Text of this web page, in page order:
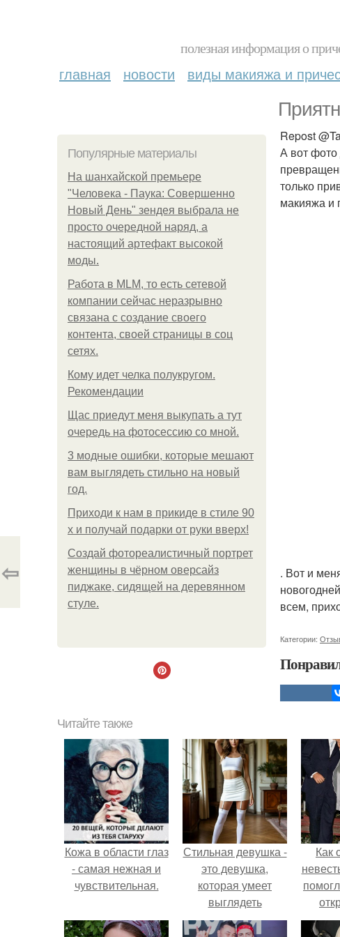
полезная информация о
главная новости виды макияжа и
Популярные материалы
На шанхайской премьере
"Человека - Паука: Совершенно
Новый День" зендея выбрала не
просто очередной наряд, а
настоящий артефакт высокой
моды.
Работа в MLM, то есть сетевой
компании сейчас неразрывно
связана с создание своего
контента, своей страницы в соц
сетях.
Кому идет челка полукругом.
Рекомендации
Щас приедут меня выкупать а тут
очередь на фотосессию со мной.
3 модные ошибки, которые мешают
вам выглядеть стильно на новый
год.
Приходи к нам в прикиде в стиле 90
х и получай подарки от руки вверх!
Создай фотореалистичный портрет
женщины в чёрном оверсайз
пиджаке, сидящей на деревянном
стуле.
Repost
А вот фото
только
макияжа и
. Вот и
всем,
Категории:
⇦
Читайте также
Кожа в области глаз
- самая нежная и
чувствительная.
Стильная девушка -
это девушка,
которая умеет
выглядеть
привлекательно и
Как